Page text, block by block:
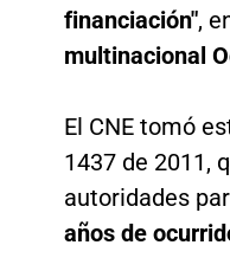
financiación",
multinacional
El CNE tomó
1437 de 2011,
autoridades
años de